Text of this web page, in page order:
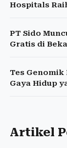
Hospitals
PT Sido
Gratis di
Tes
Gaya Hidup
Artikel